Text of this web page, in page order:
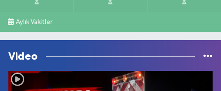
Aylık Vakitler
Video